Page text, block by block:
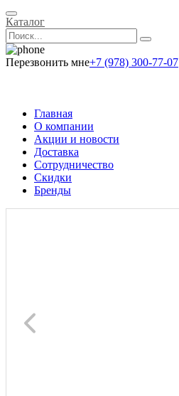
Каталог
Перезвонить мне+7 (978) 300-77-07
Главная
О компании
Акции и новости
Доставка
Сотрудничество
Скидки
Бренды